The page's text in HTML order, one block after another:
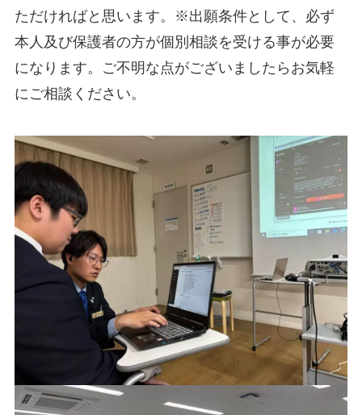
ただければと思います。※出願条件として、必ず
本人及び保護者の方が個別相談を受ける事が必要
になります。ご不明な点がございましたらお気軽
にご相談ください。